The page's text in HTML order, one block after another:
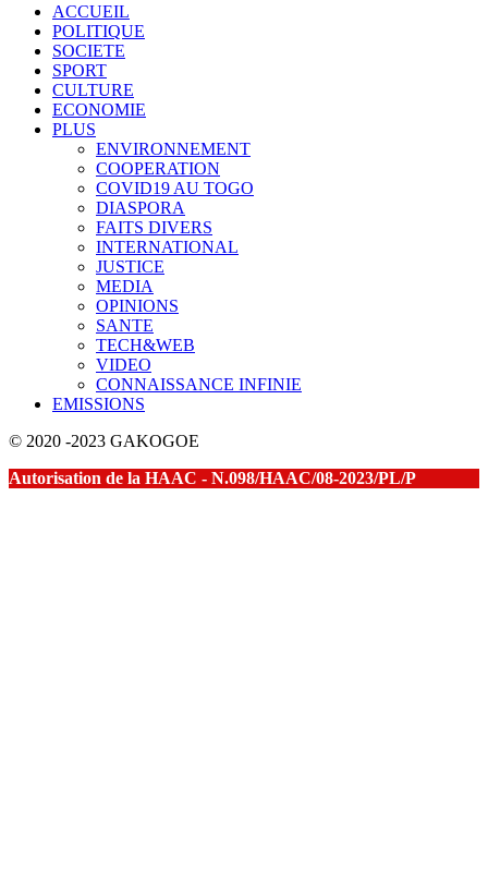
ACCUEIL
POLITIQUE
SOCIETE
SPORT
CULTURE
ECONOMIE
PLUS
ENVIRONNEMENT
COOPERATION
COVID19 AU TOGO
DIASPORA
FAITS DIVERS
INTERNATIONAL
JUSTICE
MEDIA
OPINIONS
SANTE
TECH&WEB
VIDEO
CONNAISSANCE INFINIE
EMISSIONS
© 2020 -2023 GAKOGOE
Autorisation de la HAAC - N.098/HAAC/08-2023/PL/P